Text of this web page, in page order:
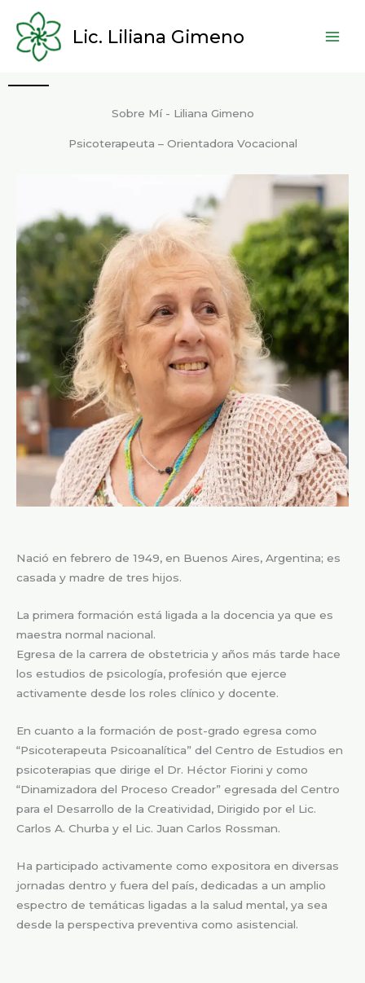
contenido
Lic. Liliana Gimeno
Sobre Mí - Liliana Gimeno
Psicoterapeuta – Orientadora Vocacional
Nació en febrero de 1949, en Buenos Aires, Argentina; es
casada y madre de tres hijos.
La primera formación está ligada a la docencia ya que es
maestra normal nacional.
Egresa de la carrera de obstetricia y años más tarde hace
los estudios de psicología, profesión que ejerce
activamente desde los roles clínico y docente.
En cuanto a la formación de post-grado egresa como
“Psicoterapeuta Psicoanalítica” del Centro de Estudios en
psicoterapias que dirige el Dr. Héctor Fiorini y como
“Dinamizadora del Proceso Creador” egresada del Centro
para el Desarrollo de la Creatividad, Dirigido por el Lic.
Carlos A. Churba y el Lic. Juan Carlos Rossman.
Ha participado activamente como expositora en diversas
jornadas dentro y fuera del país, dedicadas a un amplio
espectro de temáticas ligadas a la salud mental, ya sea
desde la perspectiva preventiva como asistencial.